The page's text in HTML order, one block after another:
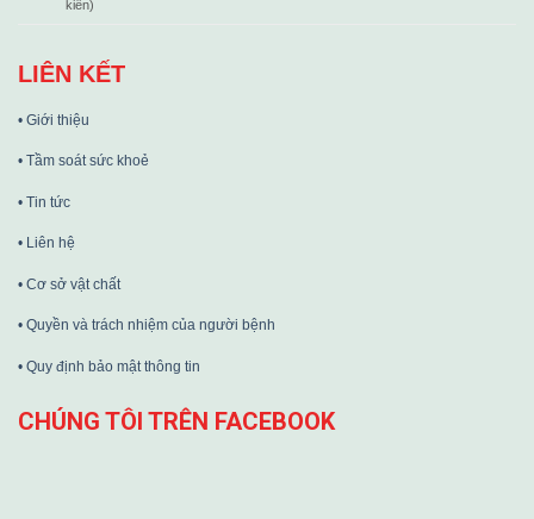
kiến)
LIÊN KẾT
• Giới thiệu
• Tầm soát sức khoẻ
• Tin tức
• Liên hệ
• Cơ sở vật chất
• Quyền và trách nhiệm của người bệnh
• Quy định bảo mật thông tin
CHÚNG TÔI TRÊN FACEBOOK